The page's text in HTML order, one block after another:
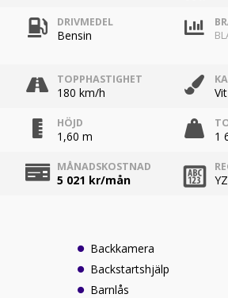
DRIVMEDEL
Bensin
TOPPHASTIGHET
180 km/h Vit
HÖJD
1,60 m 1
MÅNADSKOSTNAD
5 021 kr/mån
Backkamera
Backstartshjälp
Barnlås